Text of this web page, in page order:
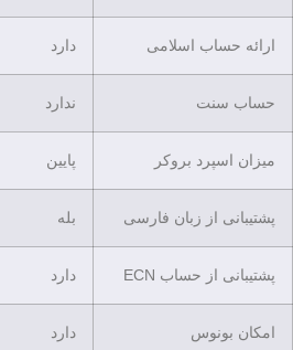
ارائه حساب اسلامی دارد
حساب سنت ندارد
میزان اسپرد بروکر پایین
پشتیبانی از زبان فارسی بله
پشتیبانی از حساب ECN دارد
امکان بونوس دارد